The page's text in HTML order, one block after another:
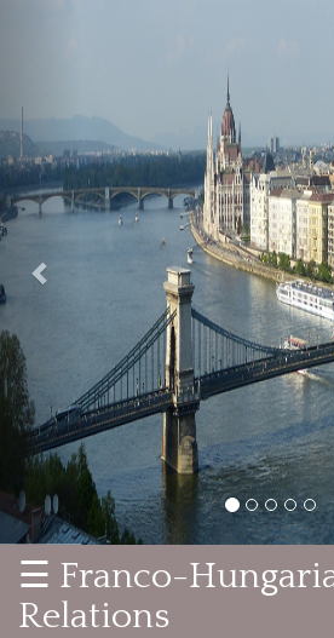
☰ Franco-
Relations